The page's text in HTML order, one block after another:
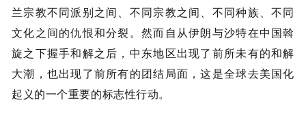
兰宗教不同派别之间、不同宗教之间、不同种族、不同
文化之间的仇恨和分裂。然而自从伊朗与沙特在中国斡
旋之下握手和解之后，中东地区出现了前所未有的和解
大潮，也出现了前所有的团结局面，这是全球去美国化
起义的一个重要的标志性行动。